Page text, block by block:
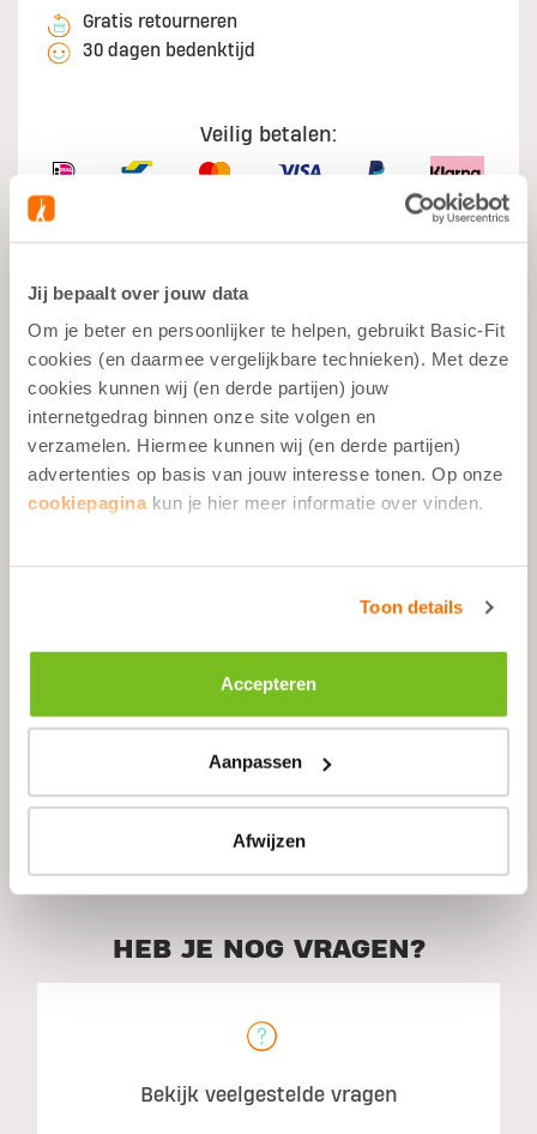
Jij bepaalt over jouw data
Om je beter en persoonlijker te helpen, gebruikt Basic-Fit
cookies (en daarmee vergelijkbare technieken). Met deze
cookies kunnen wij (en derde partijen) jouw
internetgedrag binnen onze site volgen en
verzamelen. Hiermee kunnen wij (en derde partijen)
advertenties op basis van jouw interesse tonen. Op onze
cookiepagina kun je hier meer informatie over vinden.
Toon details
Accepteren
Aanpassen
Afwijzen
Gratis retourneren
30 dagen bedenktijd
Veilig betalen:
Wat je moet weten
Spiergroei
Na het Sporten
Gebalanceerde Snack
Vetvrij
Ingrediënten
Aanbevolen gebruik
HEB JE NOG VRAGEN?
Bekijk veelgestelde vragen